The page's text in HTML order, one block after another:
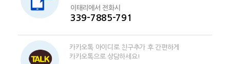
이태리에서 전화시
339-7885-791
카카오톡 아이디로 친구추가 후 간편하게
카카오톡으로 상담하세요!